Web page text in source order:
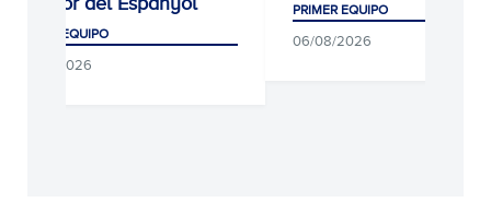
PRIMER EQUIPO
06/08/2026
PRIMER EQUIPO
06/08/2026